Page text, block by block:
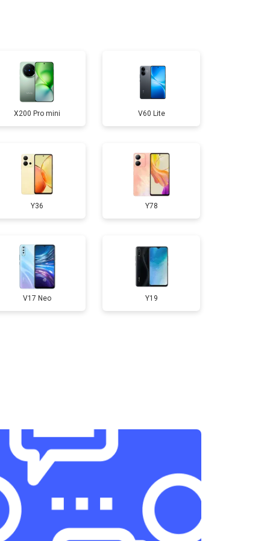
₽
₽ Узнать
Узнать
Узнать
₽ Узнать
₽
X200 Pro mini V60 Lite
Y36 Y78
V17 Neo Y19